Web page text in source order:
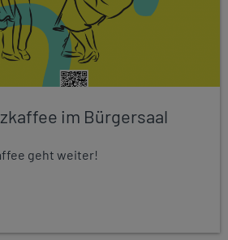
im Bürgersaal
geht weiter!